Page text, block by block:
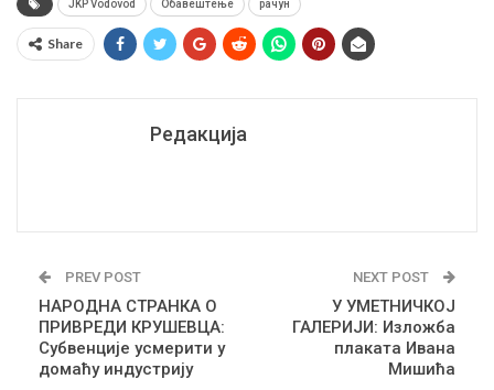
JKP Vodovod Обавештење рачун
Share
Редакција
PREV POST
НАРОДНА СТРАНКА О
ПРИВРЕДИ КРУШЕВЦА:
Субвенције усмерити у
домаћу индустрију
NEXT POST
У УМЕТНИЧКОЈ
ГАЛЕРИЈИ: Изложба
плаката Ивана
Мишића